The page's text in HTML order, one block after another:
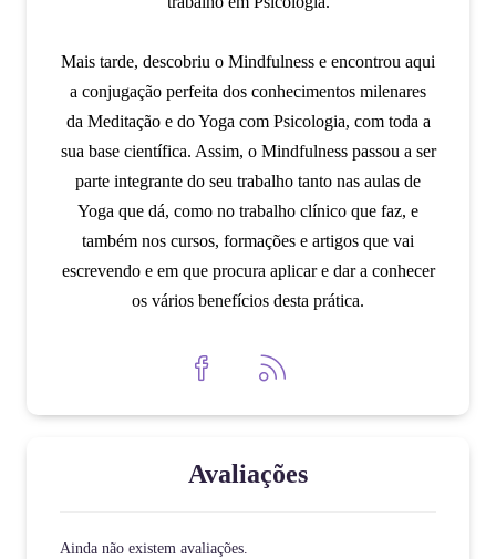
Mais tarde, descobriu o Mindfulness e encontrou aqui
a conjugação perfeita dos conhecimentos milenares
da Meditação e do Yoga com Psicologia, com toda a
sua base científica. Assim, o Mindfulness passou a ser
parte integrante do seu trabalho tanto nas aulas de
Yoga que dá, como no trabalho clínico que faz, e
também nos cursos, formações e artigos que vai
escrevendo e em que procura aplicar e dar a conhecer
os vários benefícios desta prática.
Avaliações
Ainda não existem avaliações.